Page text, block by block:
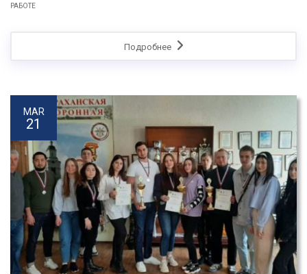
РАБОТЕ
Подробнее
MAR
21